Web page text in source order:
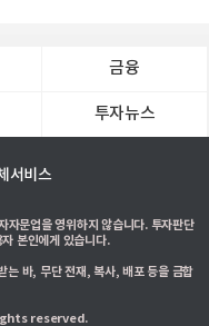
금융
투자뉴스
서비스
자문업을 영위하지 않습니다. 투자판단
본인에게 있습니다.
는 바, 무단 전재, 복사, 배포 등을 금합
reserved.